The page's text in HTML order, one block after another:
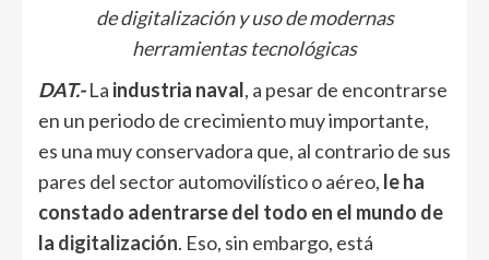
de digitalización y uso de modernas
herramientas tecnológicas
DAT.-La industria naval, a pesar de encontrarse
en un periodo de crecimiento muy importante,
es una muy conservadora que, al contrario de sus
pares del sector automovilístico o aéreo, le ha
constado adentrarse del todo en el mundo de
la digitalización. Eso, sin embargo, está